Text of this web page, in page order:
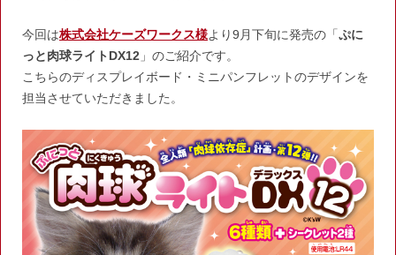
今回は株式会社ケーズワークス様より9月下旬に発売の「ぷに
っと肉球ライトDX12 」のご紹介です。
こちらのディスプレイボード・ミニパンフレットのデザインを
担当させていただきました。